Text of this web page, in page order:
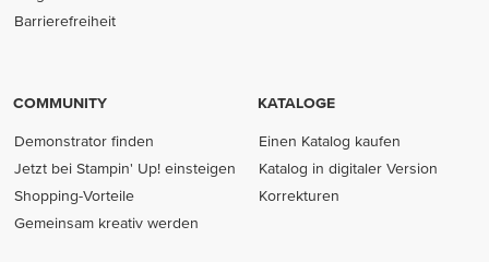
Barrierefreiheit
COMMUNITY
Demonstrator finden
Jetzt bei Stampin' Up! einsteigen
Shopping-Vorteile
Gemeinsam kreativ werden
KATALOGE
Einen Katalog kaufen
Katalog in digitaler Version
Korrekturen